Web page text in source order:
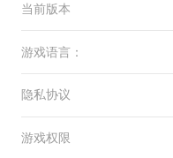
当前版本
游戏语言：
隐私协议
游戏权限